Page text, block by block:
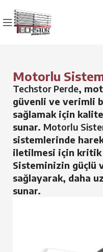
Motorlu
Techstor Perde,
güvenli ve verimli
sağlamak için
sunar. Motorlu
sistemlerinde
iletilmesi için kritik
Sisteminizin güçlü
sağlayarak, daha
sunar.